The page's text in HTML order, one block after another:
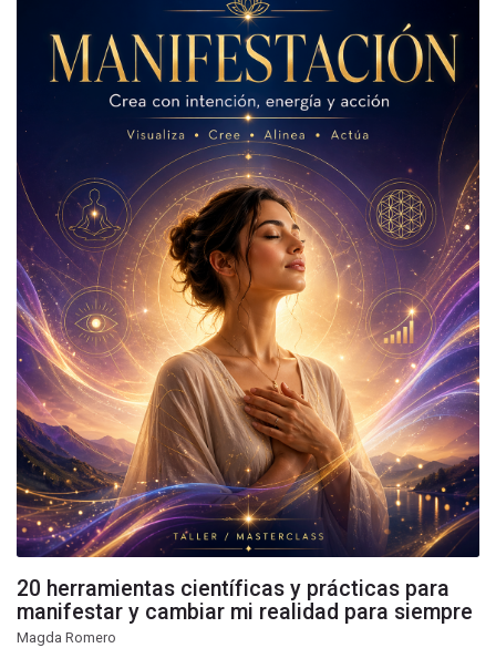
20 herramientas científicas y prácticas para
manifestar y cambiar mi realidad para siempre
Magda Romero